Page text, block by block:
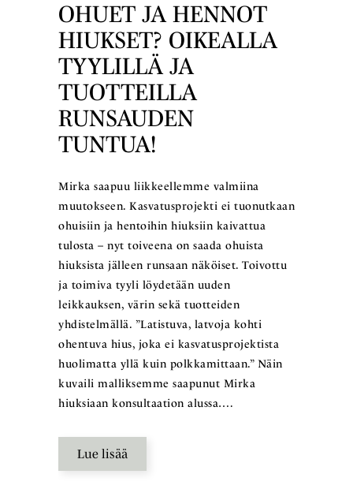
OHUET JA HENNOT
HIUKSET? OIKEALLA
TYYLILLÄ JA
TUOTTEILLA
RUNSAUDEN
TUNTUA!
Mirka saapuu liikkeellemme valmiina
muutokseen. Kasvatusprojekti ei tuonutkaan
ohuisiin ja hentoihin hiuksiin kaivattua
tulosta – nyt toiveena on saada ohuista
hiuksista jälleen runsaan näköiset. Toivottu
ja toimiva tyyli löydetään uuden
leikkauksen, värin sekä tuotteiden
yhdistelmällä. ”Latistuva, latvoja kohti
ohentuva hius, joka ei kasvatusprojektista
huolimatta yllä kuin polkkamittaan.” Näin
kuvaili malliksemme saapunut Mirka
hiuksiaan konsultaation alussa….
Lue lisää